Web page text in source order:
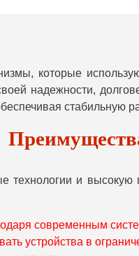
которые
надежности,
технологии и
современным
устройства в